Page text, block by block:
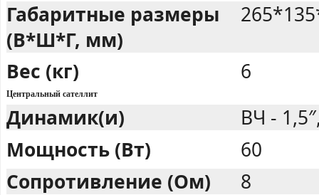
Габаритные размеры
(В*Ш*Г, мм)
Вес (кг) 6
Центральный сателлит
Динамик(и)
ВЧ -
Мощность (Вт)
60
Сопротивление (Ом)
8